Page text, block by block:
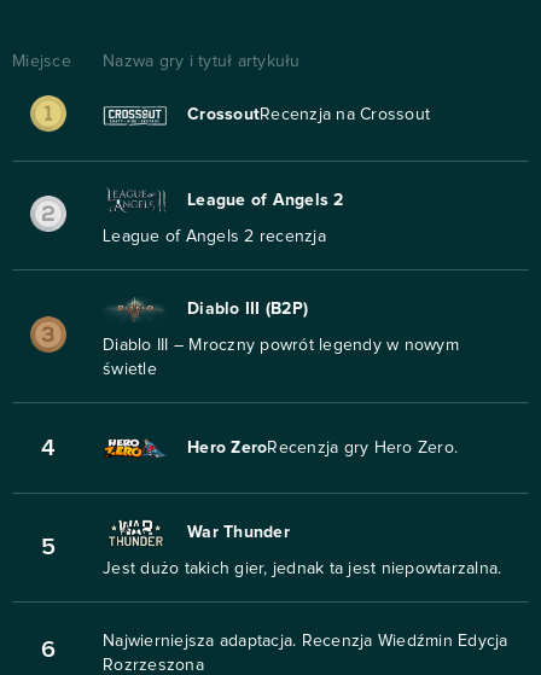
Miejsce Nazwa gry i tytuł artykułu
CrossoutRecenzja na Crossout
League of Angels 2
League of Angels 2 recenzja
Diablo III (B2P)
Diablo III – Mroczny powrót legendy w nowym
świetle
4 Hero ZeroRecenzja gry Hero Zero.
5
War Thunder
Jest dużo takich gier, jednak ta jest niepowtarzalna.
6
Najwierniejsza adaptacja. Recenzja Wiedźmin Edycja
Rozrzeszona